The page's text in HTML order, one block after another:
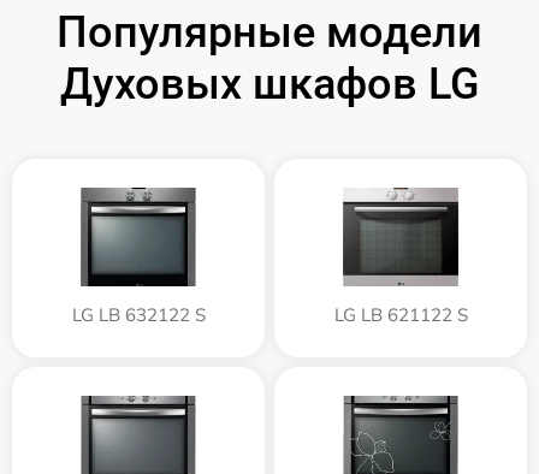
Популярные модели
Духовых шкафов LG
LG LB 632122 S LG LB 621122 S